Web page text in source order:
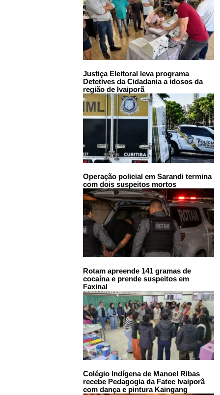
Justiça Eleitoral leva programa
Detetives da Cidadania a idosos da
região de Ivaiporã
Operação policial em Sarandi termina
com dois suspeitos mortos
Rotam apreende 141 gramas de
cocaína e prende suspeitos em
Faxinal
Colégio Indígena de Manoel Ribas
recebe Pedagogia da Fatec Ivaiporã
com dança e pintura Kaingang